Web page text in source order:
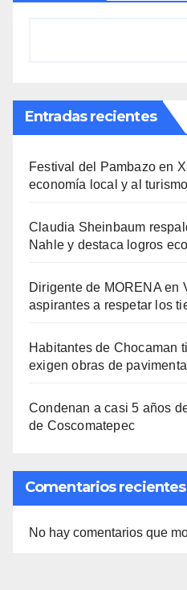
Entradas recientes
Festival del Pambazo en
economía local y al
Claudia Sheinbaum
Nahle y destaca logros
Dirigente de MORENA en
aspirantes a respetar los
Habitantes de Chocaman
exigen obras de
Condenan a casi 5 años
de Coscomatepec
Comentarios recientes
No hay comentarios que